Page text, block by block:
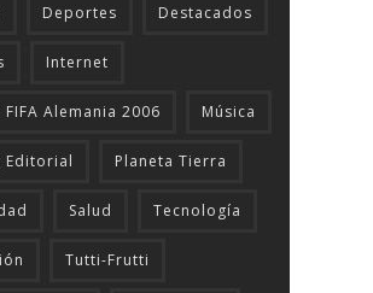
Deportes Destacados
Internet
FIFA Alemania 2006 Música
Editorial Planeta Tierra
Salud Tecnologí­a
Tutti-Frutti